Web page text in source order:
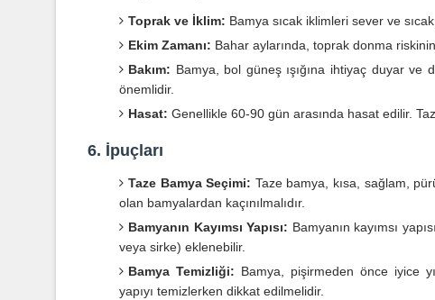
Toprak ve İklim: Bamya sıcak iklimleri sever ve
Ekim Zamanı: Bahar aylarında, toprak donma
Bakım: Bamya, bol güneş ışığına ihtiyaç duyar
önemlidir.
Hasat: Genellikle 60-90 gün arasında hasat edilir.
6. İpuçları
Taze Bamya Seçimi: Taze bamya, kısa, sağlam,
olan bamyalardan kaçınılmalıdır.
Bamyanın Kayımsı Yapısı: Bamyanın kayımsı
veya sirke) eklenebilir.
Bamya Temizliği: Bamya, pişirmeden önce iyice
yapıyı temizlerken dikkat edilmelidir.